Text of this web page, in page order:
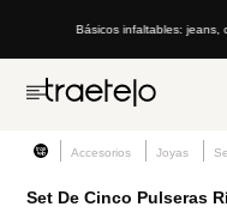
Básicos infaltables: jeans,
Accesorios Joyas
Set De Cinco Pulseras